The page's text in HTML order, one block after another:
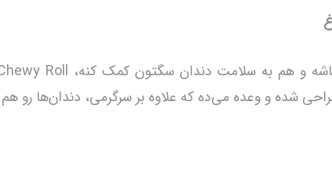
و وعده می‌ده که علاوه بر سرگرمی، دندان‌ها رو هم